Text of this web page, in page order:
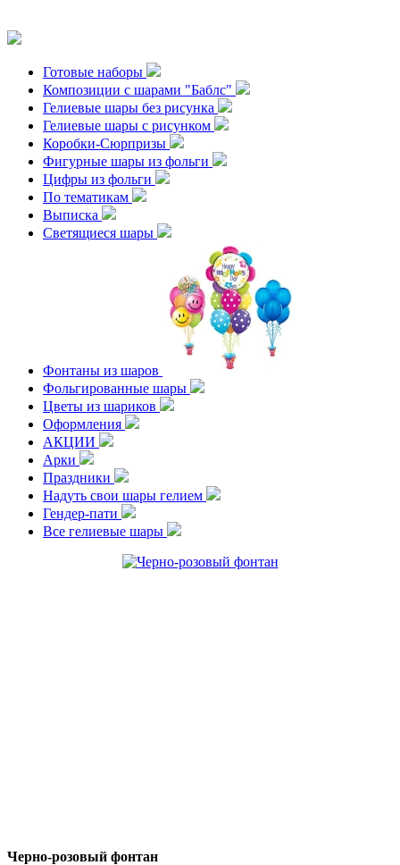
Готовые наборы
Композиции с шарами "Баблс"
Гелиевые шары без рисунка
Гелиевые шары с рисунком
Коробки-Сюрпризы
Фигурные шары из фольги
Цифры из фольги
По тематикам
Выписка
Светящиеся шары
Фонтаны из шаров
Фольгированные шары
Цветы из шариков
Оформления
АКЦИИ
Арки
Праздники
Надуть свои шары гелием
Гендер-пати
Все гелиевые шары
Черно-розовый фонтан